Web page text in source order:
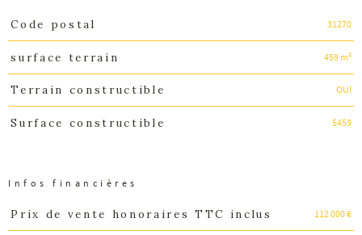
Caractéristiques Valeurs
Code postal 31270
surface terrain 459 m²
Terrain constructible OUI
Surface constructible 5459
Infos financières
Caractéristiques Valeurs
Prix de vente honoraires TTC inclus 112 000 €